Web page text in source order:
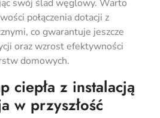
swój ślad węglowy. Warto
połączenia dotacji z
co gwarantuje jeszcze
oraz wzrost efektywności
domowych.
ciepła z instalacją
w przyszłość